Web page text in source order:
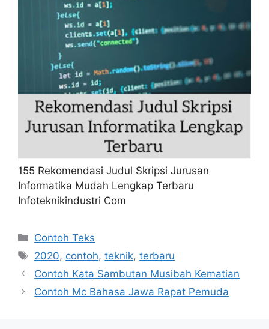
155 Rekomendasi Judul Skripsi Jurusan
Informatika Mudah Lengkap Terbaru
Infoteknikindustri Com
Kategori
Contoh Teks
Tag
2020, contoh,teknik,terbaru
Contoh Kata Sambutan Musibah Kematian
Contoh Mc Bahasa Jawa Rapat Pemuda